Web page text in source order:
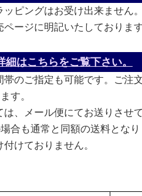
ピングはお受け出来ません
ージに明記いたしておりま
はこちらをご覧下さい。
帯のご指定も可能です。ご注
す。
、メール便にてお送りさせ
合も通常と同額の送料とな
けておりません。